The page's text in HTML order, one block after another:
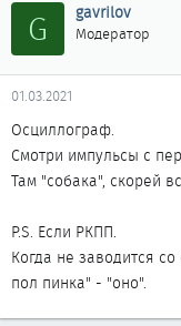
G gavrilov
Модератор
01.03.2021
Осциллограф.
Смотри импульсы с
Там "собака", скорей
P.S. Если РКПП.
Когда не заводится
пол пинка" - "оно".